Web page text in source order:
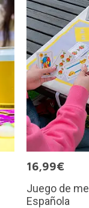
16,99€
Juego de
Española